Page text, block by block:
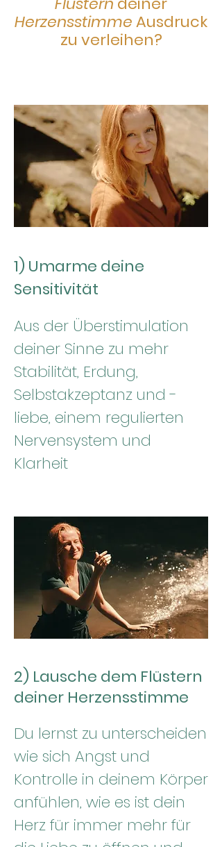
HerzensstimmeAusdruck
zu verleihen?
1) Umarme deine
Sensitivität
Aus der Überstimulation
deiner Sinne zu mehr
Stabilität, Erdung,
Selbstakzeptanz und -
liebe, einem regulierten
Nervensystem und
Klarheit
2) Lausche dem Flüstern
deiner Herzensstimme
Du lernst zu unterscheiden
wie sich Angst und
Kontrolle in deinem Körper
anfühlen, wie es ist dein
Herz für immer mehr für